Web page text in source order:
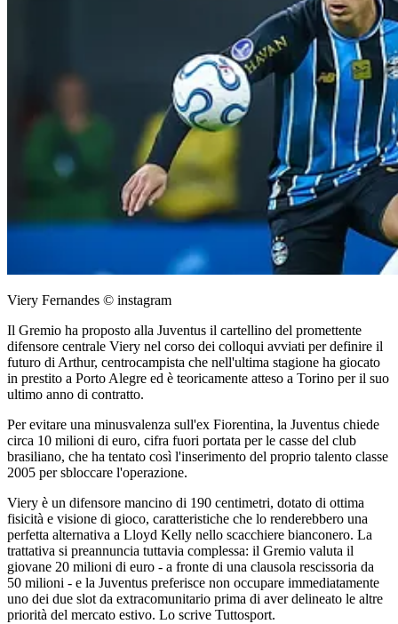
Viery Fernandes © instagram
Il Gremio ha proposto alla Juventus il cartellino del promettente
difensore centrale Viery nel corso dei colloqui avviati per definire il
futuro di Arthur, centrocampista che nell'ultima stagione ha giocato
in prestito a Porto Alegre ed è teoricamente atteso a Torino per il suo
ultimo anno di contratto.
Per evitare una minusvalenza sull'ex Fiorentina, la Juventus chiede
circa 10 milioni di euro, cifra fuori portata per le casse del club
brasiliano, che ha tentato così l'inserimento del proprio talento classe
2005 per sbloccare l'operazione.
Viery è un difensore mancino di 190 centimetri, dotato di ottima
fisicità e visione di gioco, caratteristiche che lo renderebbero una
perfetta alternativa a Lloyd Kelly nello scacchiere bianconero. La
trattativa si preannuncia tuttavia complessa: il Gremio valuta il
giovane 20 milioni di euro - a fronte di una clausola rescissoria da
50 milioni - e la Juventus preferisce non occupare immediatamente
uno dei due slot da extracomunitario prima di aver delineato le altre
priorità del mercato estivo. Lo scrive Tuttosport.